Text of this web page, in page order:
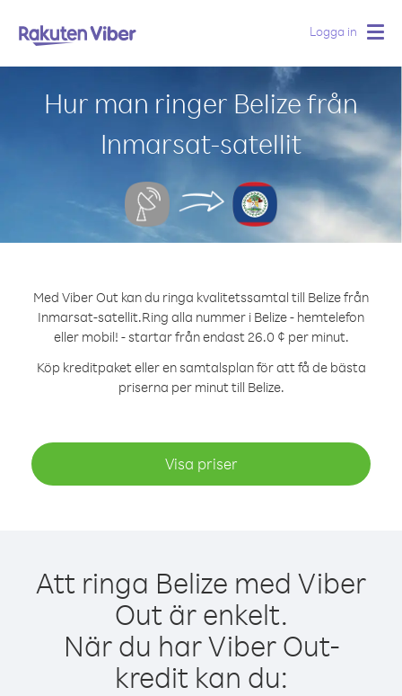
Logga in
Hur man ringer Belize från
Inmarsat-satellit
Med Viber Out kan du ringa kvalitetssamtal till Belize från
Inmarsat-satellit.Ring alla nummer i Belize - hemtelefon
eller mobil! - startar från endast 26.0 ¢ per minut.
Köp kreditpaket eller en samtalsplan för att få de bästa
priserna per minut till Belize.
Visa priser
Att ringa Belize med Viber
Out är enkelt.
När du har Viber Out-
kredit kan du: